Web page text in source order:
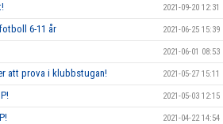
2021-09-20 12:31
6-11 år 2021-06-25 15:39
2021-06-01 08:53
att prova i klubbstugan! 2021-05-27 15:11
2021-05-03 12:15
2021-04-22 14:54